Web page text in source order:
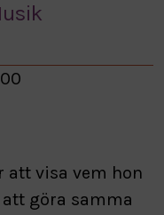
att visa vem hon
göra samma